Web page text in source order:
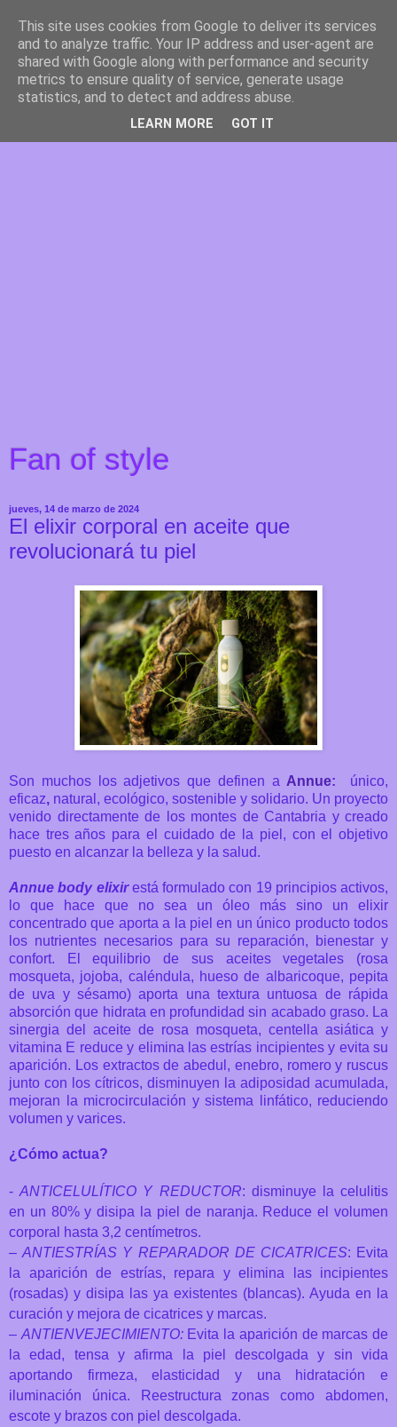
Fan of style
jueves, 14 de marzo de 2024
El elixir corporal en aceite que
revolucionará tu piel
Son muchos los adjetivos que definen a Annue:
único,
eficaz, natural, ecológico, sostenible y solidario. Un proyecto
venido directamente de los montes de Cantabria y creado
hace tres años para el cuidado de la piel, con el objetivo
puesto en alcanzar la belleza y la salud.
Annue body elixirestá formulado con 19 principios activos,
lo que hace que no sea un óleo más sino un elixir
concentrado que aporta a la piel en un único producto todos
los nutrientes necesarios para su reparación, bienestar y
confort. El equilibrio de sus aceites vegetales (rosa
mosqueta, jojoba, caléndula, hueso de albaricoque, pepita
de uva y sésamo) aporta una textura untuosa de rápida
absorción que hidrata en profundidad sin acabado graso. La
sinergia del aceite de rosa mosqueta, centella asiática y
vitamina E reduce y elimina las estrías incipientes y evita su
aparición. Los extractos de abedul, enebro, romero y ruscus
junto con los cítricos, disminuyen la adiposidad acumulada,
mejoran la microcirculación y sistema linfático, reduciendo
volumen y varices.
¿Cómo actua?
-ANTICELULÍTICO Y REDUCTOR: disminuye la celulitis
en un 80% y disipa la piel de naranja. Reduce el volumen
corporal hasta 3,2 centímetros.
–ANTIESTRÍAS Y REPARADOR DE CICATRICES: Evita
la aparición de estrías, repara y elimina las incipientes
(rosadas) y disipa las ya existentes (blancas). Ayuda en la
curación y mejora de cicatrices y marcas.
– ANTIENVEJECIMIENTO:Evita la aparición de marcas de
la edad, tensa y afirma la piel descolgada y sin vida
aportando firmeza, elasticidad y una hidratación e
iluminación única. Reestructura zonas como abdomen,
escote y brazos con piel descolgada.
This site uses cookies from Google to deliver its services
and to analyze traffic. Your IP address and user-agent are
shared with Google along with performance and security
metrics to ensure quality of service, generate usage
statistics, and to detect and address abuse.
LEARN MORE GOT IT